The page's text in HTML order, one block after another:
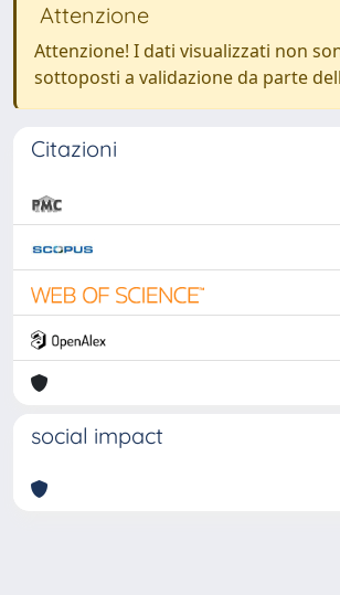
Attenzione
Attenzione! I dati visualizzati non
sottoposti a validazione da parte
Citazioni
social impact